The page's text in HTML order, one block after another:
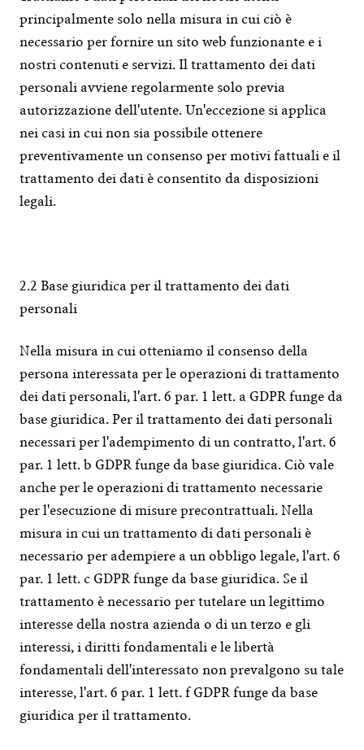
principalmente solo nella misura in cui ciò è
necessario per fornire un sito web funzionante e i
nostri contenuti e servizi. Il trattamento dei dati
personali avviene regolarmente solo previa
autorizzazione dell'utente. Un'eccezione si applica
nei casi in cui non sia possibile ottenere
preventivamente un consenso per motivi fattuali e il
trattamento dei dati è consentito da disposizioni
legali.
2.2 Base giuridica per il trattamento dei dati
personali
Nella misura in cui otteniamo il consenso della
persona interessata per le operazioni di trattamento
dei dati personali, l'art. 6 par. 1 lett. a GDPR funge da
base giuridica. Per il trattamento dei dati personali
necessari per l'adempimento di un contratto, l'art. 6
par. 1 lett. b GDPR funge da base giuridica. Ciò vale
anche per le operazioni di trattamento necessarie
per l'esecuzione di misure precontrattuali. Nella
misura in cui un trattamento di dati personali è
necessario per adempiere a un obbligo legale, l'art. 6
par. 1 lett. c GDPR funge da base giuridica. Se il
trattamento è necessario per tutelare un legittimo
interesse della nostra azienda o di un terzo e gli
interessi, i diritti fondamentali e le libertà
fondamentali dell'interessato non prevalgono su tale
interesse, l'art. 6 par. 1 lett. f GDPR funge da base
giuridica per il trattamento.